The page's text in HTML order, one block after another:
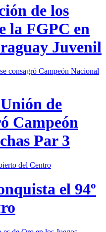
de los
la FGPC en
Juvenil
de
Campeón
Par 3
el 94º